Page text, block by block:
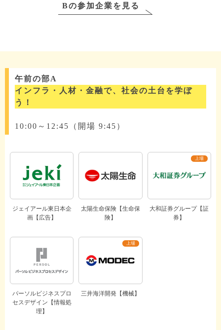
Bの参加企業を見る
午前の部A
インフラ・人材・金融で、社会の土台を学ぼ
う！
10:00～12:45（開場 9:45）
ジェイアール東日本企
画【広告】
太陽生命保険【生命保
険】
大和証券グループ【証
券】
パーソルビジネスプロ
セスデザイン【情報処
理】
三井海洋開発【機械】